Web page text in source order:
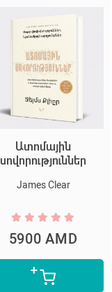
Ատոմային
սովորություններ
James Clear
5900 AMD